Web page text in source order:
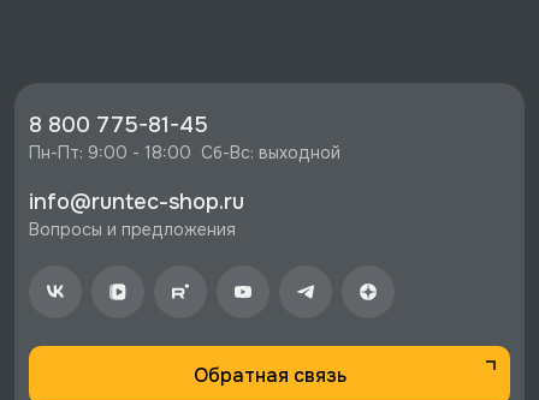
моментом на закручивание (108 Нм), GARWIN
INDUSTRIAL, 800527-12-1628 со скидкой -
⚡️ Бесплатная доставка в Москве, Санкт-
Петербурге и по РФ, если она меньше 10%
♥️ Наличие товаров, Программа лояльности,
8 800 775-81-45
Пн-Пт: 9:00 - 18:00  Сб-Вс: выходной
info@runtec-shop.ru
Вопросы и предложения
Обратная связь